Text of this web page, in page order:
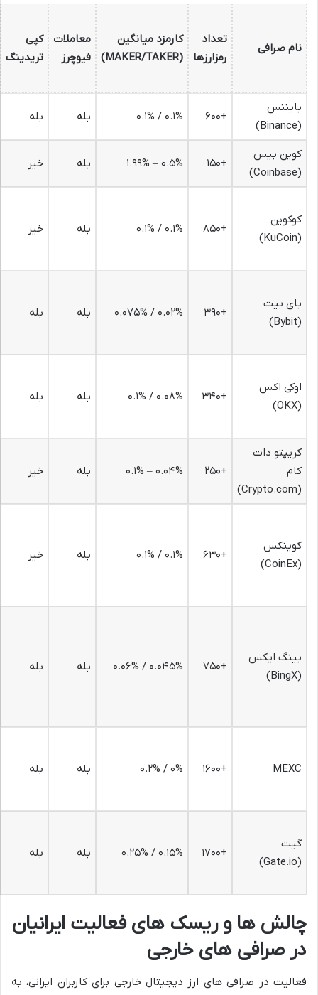
نام صرافی
تعداد
رمزارزها
کارمزد میانگین
(MAKER/TAKER)
معاملات
فیوچرز
کپی
تریدینگ
بایننس
(Binance)
+۶۰۰ ۰.۱% / ۰.۱% بله بله
کوین بیس
(Coinbase)
+۱۵۰ ۰.۵% – ۱.۹۹% بله خیر
کوکوین
(KuCoin)
+۸۵۰ ۰.۱% / ۰.۱% بله خیر
بای بیت
(Bybit)
+۳۹۰ ۰.۰۲% / ۰.۰۷۵% بله بله
اوکی اکس
(OKX)
+۳۴۰ ۰.۰۸% / ۰.۱% بله بله
کریپتو دات
کام
(Crypto.com)
+۲۵۰ ۰.۰۴% – ۰.۱% بله خیر
کوینکس
(CoinEx)
+۶۳۰ ۰.۱% / ۰.۱% بله خیر
بینگ ایکس
(BingX)
+۷۵۰ ۰.۰۴۵% / ۰.۰۶% بله بله
MEXC +۱۶۰۰ ۰% / ۰.۲% بله بله
گیت
(Gate.io)
+۱۷۰۰ ۰.۱۵% / ۰.۲۵% بله بله
چالش ها و ریسک های فعالیت ایرانیان
در صرافی های خارجی
فعالیت در صرافی های ارز دیجیتال خارجی برای کاربران ایرانی، به